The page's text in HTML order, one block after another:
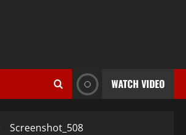
WATCH VIDEO
Screenshot_508